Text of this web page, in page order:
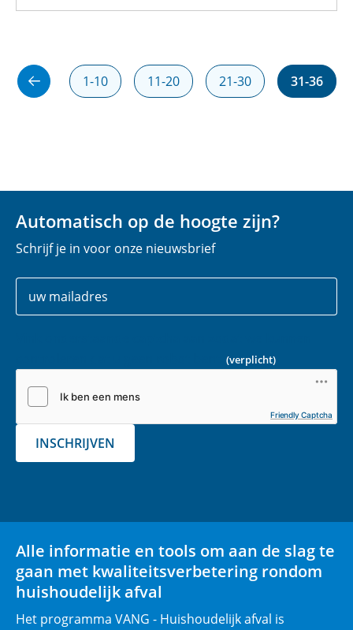
1-10 11-20 21-30 31-36
Automatisch op de hoogte zijn?
Schrijf je in voor onze nieuwsbrief
Uw
gegevens
E
i
v
c
h
t
)
(verplicht)
Friendly Captcha
INSCHRIJVEN
Alle informatie en tools om aan de slag te
gaan met kwaliteitsverbetering rondom
huishoudelijk afval
Het programma VANG - Huishoudelijk afval is